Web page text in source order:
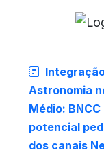
Astronomia
Médio: BNCC
potencial
dos canais
Integração
Médio:
dos canais
Ciência